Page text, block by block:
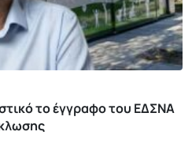
το έγγραφο του ΕΔΣΝΑ